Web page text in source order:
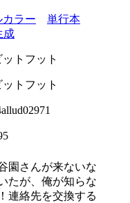
カラー
単行本
成
ットフット
ットフット
園さんが来ないな
たが、俺が知らな
連絡先を交換する